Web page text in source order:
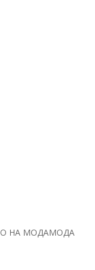
НА МОДАМОДА